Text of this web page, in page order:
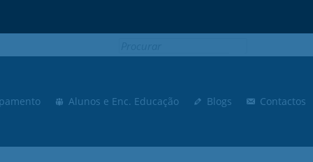
Alunos e Enc. Educação Blogs Contactos